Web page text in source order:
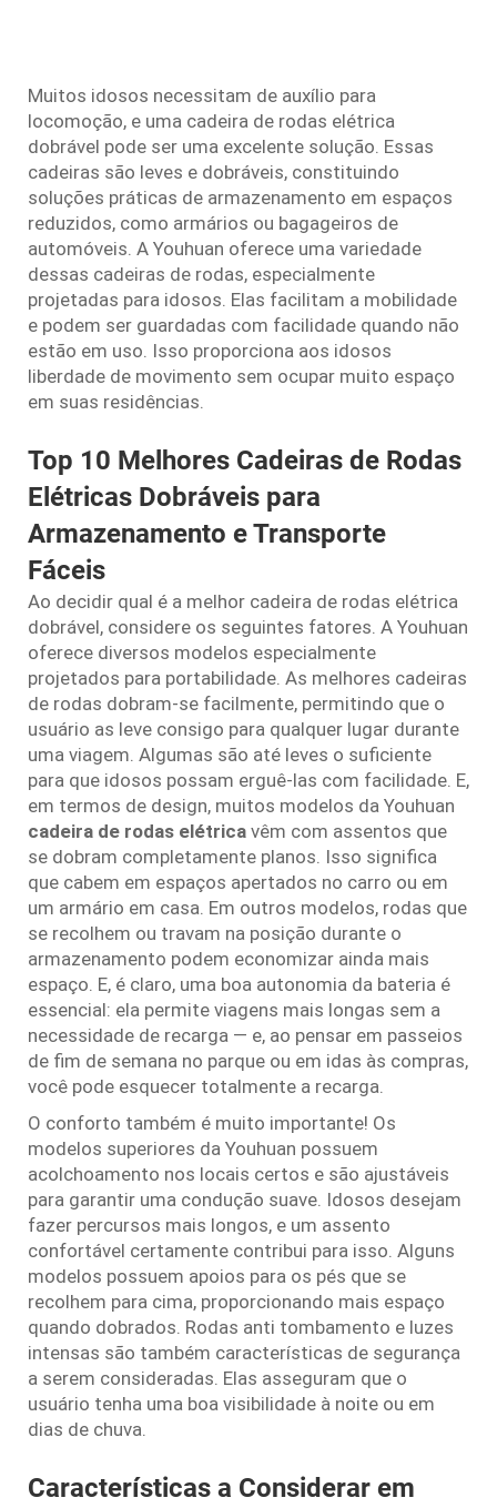
Muitos idosos necessitam de auxílio para
locomoção, e uma cadeira de rodas elétrica
dobrável pode ser uma excelente solução. Essas
cadeiras são leves e dobráveis, constituindo
soluções práticas de armazenamento em espaços
reduzidos, como armários ou bagageiros de
automóveis. A Youhuan oferece uma variedade
dessas cadeiras de rodas, especialmente
projetadas para idosos. Elas facilitam a mobilidade
e podem ser guardadas com facilidade quando não
estão em uso. Isso proporciona aos idosos
liberdade de movimento sem ocupar muito espaço
em suas residências.
Top 10 Melhores Cadeiras de Rodas
Elétricas Dobráveis para
Armazenamento e Transporte
Fáceis
Ao decidir qual é a melhor cadeira de rodas elétrica
dobrável, considere os seguintes fatores. A Youhuan
oferece diversos modelos especialmente
projetados para portabilidade. As melhores cadeiras
de rodas dobram-se facilmente, permitindo que o
usuário as leve consigo para qualquer lugar durante
uma viagem. Algumas são até leves o suficiente
para que idosos possam erguê-las com facilidade. E,
em termos de design, muitos modelos da Youhuan
cadeira de rodas elétrica vêm com assentos que
se dobram completamente planos. Isso significa
que cabem em espaços apertados no carro ou em
um armário em casa. Em outros modelos, rodas que
se recolhem ou travam na posição durante o
armazenamento podem economizar ainda mais
espaço. E, é claro, uma boa autonomia da bateria é
essencial: ela permite viagens mais longas sem a
necessidade de recarga — e, ao pensar em passeios
de fim de semana no parque ou em idas às compras,
você pode esquecer totalmente a recarga.
O conforto também é muito importante! Os
modelos superiores da Youhuan possuem
acolchoamento nos locais certos e são ajustáveis
para garantir uma condução suave. Idosos desejam
fazer percursos mais longos, e um assento
confortável certamente contribui para isso. Alguns
modelos possuem apoios para os pés que se
recolhem para cima, proporcionando mais espaço
quando dobrados. Rodas anti tombamento e luzes
intensas são também características de segurança
a serem consideradas. Elas asseguram que o
usuário tenha uma boa visibilidade à noite ou em
dias de chuva.
Características a Considerar em